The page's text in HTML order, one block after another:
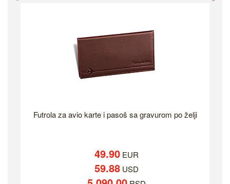
Futrola za avio karte i pasoš sa gravurom po želji
49.90EUR
59.88USD